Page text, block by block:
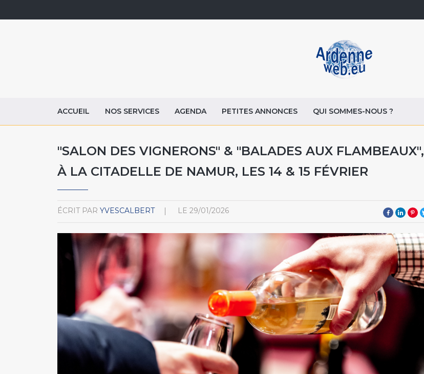
ACCUEIL NOS SERVICES AGENDA PETITES ANNONCES QUI SOMMES-NOUS ?
"SALON DES VIGNERONS" & "BALADES AUX FLAMBEAUX",
À LA CITADELLE DE NAMUR, LES 14 & 15 FÉVRIER
ÉCRIT PAR YVESCALBERT LE 29/01/2026